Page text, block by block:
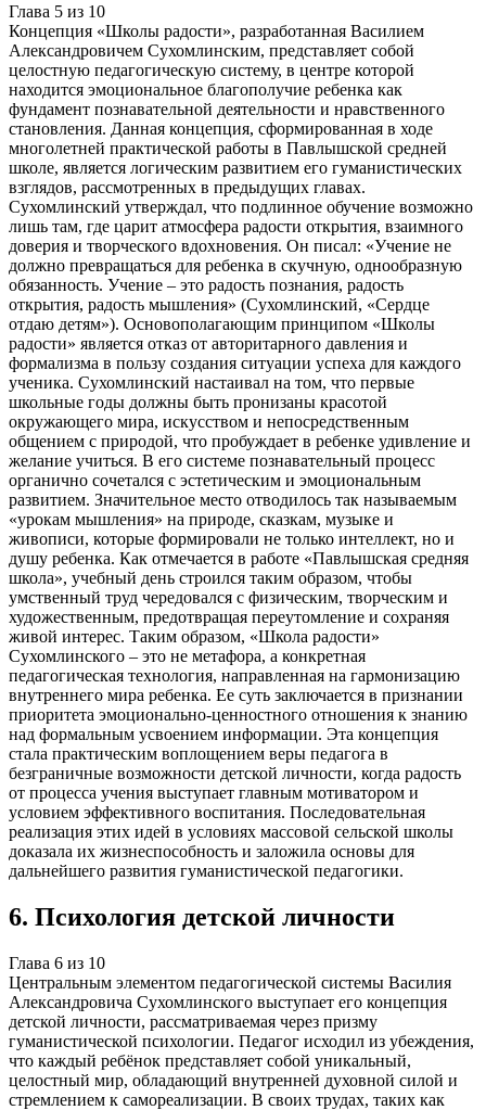
Глава 5 из 10
Концепция «Школы радости», разработанная Василием
Александровичем Сухомлинским, представляет собой
целостную педагогическую систему, в центре которой
находится эмоциональное благополучие ребенка как
фундамент познавательной деятельности и нравственного
становления. Данная концепция, сформированная в ходе
многолетней практической работы в Павлышской средней
школе, является логическим развитием его гуманистических
взглядов, рассмотренных в предыдущих главах.
Сухомлинский утверждал, что подлинное обучение возможно
лишь там, где царит атмосфера радости открытия, взаимного
доверия и творческого вдохновения. Он писал: «Учение не
должно превращаться для ребенка в скучную, однообразную
обязанность. Учение – это радость познания, радость
открытия, радость мышления» (Сухомлинский, «Сердце
отдаю детям»). Основополагающим принципом «Школы
радости» является отказ от авторитарного давления и
формализма в пользу создания ситуации успеха для каждого
ученика. Сухомлинский настаивал на том, что первые
школьные годы должны быть пронизаны красотой
окружающего мира, искусством и непосредственным
общением с природой, что пробуждает в ребенке удивление и
желание учиться. В его системе познавательный процесс
органично сочетался с эстетическим и эмоциональным
развитием. Значительное место отводилось так называемым
«урокам мышления» на природе, сказкам, музыке и
живописи, которые формировали не только интеллект, но и
душу ребенка. Как отмечается в работе «Павлышская средняя
школа», учебный день строился таким образом, чтобы
умственный труд чередовался с физическим, творческим и
художественным, предотвращая переутомление и сохраняя
живой интерес. Таким образом, «Школа радости»
Сухомлинского – это не метафора, а конкретная
педагогическая технология, направленная на гармонизацию
внутреннего мира ребенка. Ее суть заключается в признании
приоритета эмоционально-ценностного отношения к знанию
над формальным усвоением информации. Эта концепция
стала практическим воплощением веры педагога в
безграничные возможности детской личности, когда радость
от процесса учения выступает главным мотиватором и
условием эффективного воспитания. Последовательная
реализация этих идей в условиях массовой сельской школы
доказала их жизнеспособность и заложила основы для
дальнейшего развития гуманистической педагогики.
6. Психология детской личности
Глава 6 из 10
Центральным элементом педагогической системы Василия
Александровича Сухомлинского выступает его концепция
детской личности, рассматриваемая через призму
гуманистической психологии. Педагог исходил из убеждения,
что каждый ребёнок представляет собой уникальный,
целостный мир, обладающий внутренней духовной силой и
стремлением к самореализации. В своих трудах, таких как